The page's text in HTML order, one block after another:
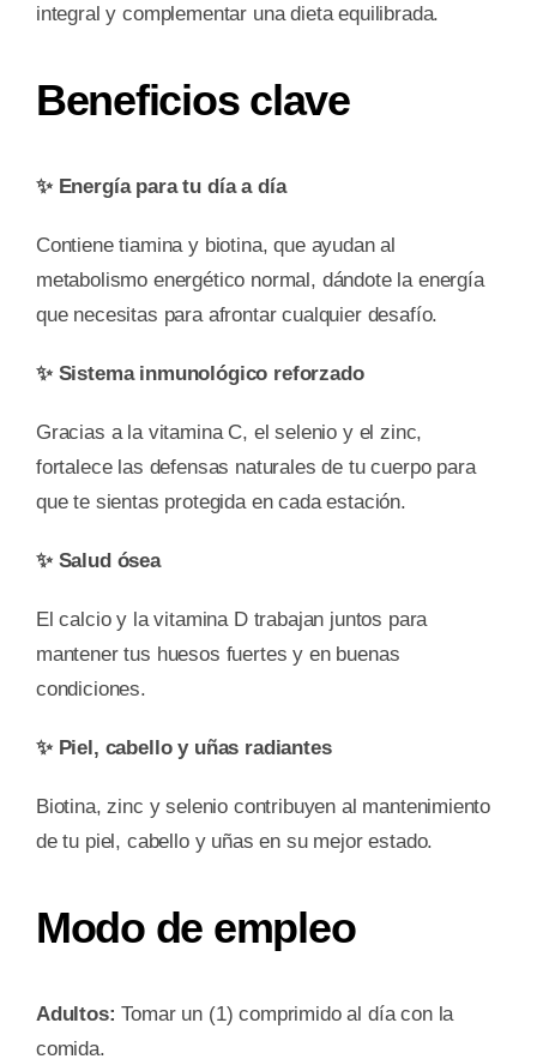
integral y complementar una dieta equilibrada.
Beneficios clave
✨ Energía para tu día a día
Contiene tiamina y biotina, que ayudan al
metabolismo energético normal, dándote la energía
que necesitas para afrontar cualquier desafío.
✨ Sistema inmunológico reforzado
Gracias a la vitamina C, el selenio y el zinc,
fortalece las defensas naturales de tu cuerpo para
que te sientas protegida en cada estación.
✨ Salud ósea
El calcio y la vitamina D trabajan juntos para
mantener tus huesos fuertes y en buenas
condiciones.
✨ Piel, cabello y uñas radiantes
Biotina, zinc y selenio contribuyen al mantenimiento
de tu piel, cabello y uñas en su mejor estado.
Modo de empleo
Adultos: Tomar un (1) comprimido al día con la
comida.